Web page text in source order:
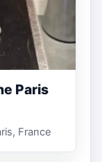
Paris
France